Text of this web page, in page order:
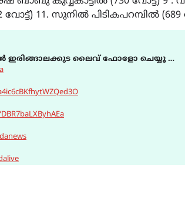
11. സുനിൽ പിടികപറമ്പിൽ (689
ഇരിങ്ങാലക്കുട ലൈവ് ഫോളോ ചെയ്യൂ …